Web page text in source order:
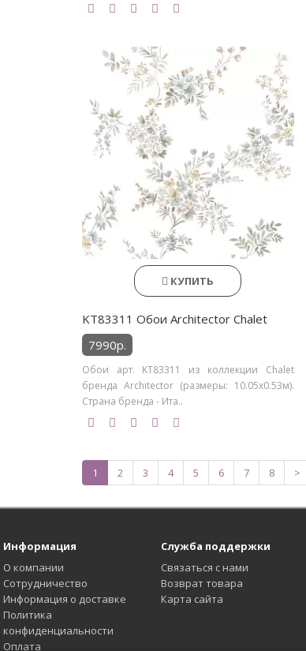
КУПИТЬ
KT83311 Обои Architector Chalet
7990р.
Обои арт. KT83311 из коллекции Chalet
бренда Architector (размеры: 10.05х0.53м).
Страна бренда - Ита..
1 2 3 4 5 6 7 8 >
Информация
О компании
Сотрудничество
Информация о доставке
Политика
конфиденциальности
Оплата
Служба поддержки
Связаться с нами
Возврат товара
Карта сайта